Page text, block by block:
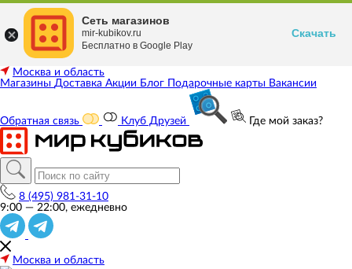
Москва и область
Магазины Доставка Акции Блог Подарочные карты Вакансии
Обратная связь Клуб Друзей Где мой заказ?
8 (495) 981-31-10
9:00 — 22:00, ежедневно
Москва и область
Сеть магазинов
mir-kubikov.ru
Бесплатно в Google Play
Скачать